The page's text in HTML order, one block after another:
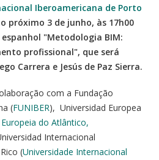
Iberoamericana de Porto
próximo 3 de junho, às 17h00
"Metodologia BIM:
profissional", que será
Carrera e Jesús de Paz Sierra.
com a Fundação
(FUNIBER), Universidad Europea
do Atlântico,
Internacional
(Universidade Internacional